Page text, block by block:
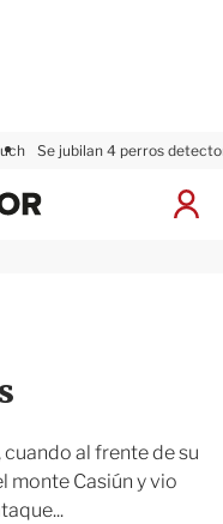
Se jubilan 4 perros
I
ó
x
al frente de su
monte Casiún y vio